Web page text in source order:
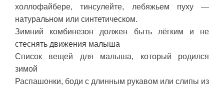
холлофайбере, тинсулейте, лебяжьем пуху —
натуральном или синтетическом.
Зимний комбинезон должен быть лёгким и не
стеснять движения малыша
Список вещей для малыша, который родился
зимой
Распашонки, боди с длинным рукавом или слипы из